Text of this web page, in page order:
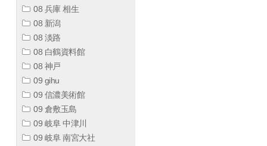
08 兵庫 相生
08 新潟
08 淡路
08 白鶴資料館
08 神戸
09 gihu
09 信濃美術館
09 倉敷玉島
09 岐阜 中津川
09 岐阜 南宮大社